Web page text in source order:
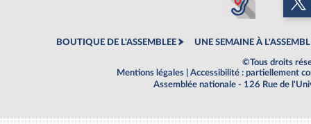
BOUTIQUE DE L'ASSEMBLEE UNE SEMAINE À
©Tous droits
Mentions légales
Accessibilité : partiellement
Assemblée nationale - 126 Rue de